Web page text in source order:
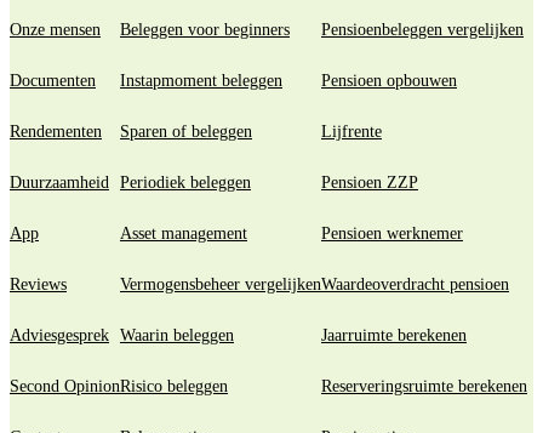
Onze mensen
Documenten
Rendementen
Duurzaamheid
App
Reviews
Adviesgesprek
Second Opinion
Beleggen voor beginners
Instapmoment beleggen
Sparen of beleggen
Periodiek beleggen
Asset management
Vermogensbeheer vergelijken
Waarin beleggen
Risico beleggen
Pensioenbeleggen vergelijken
Pensioen opbouwen
Lijfrente
Pensioen ZZP
Pensioen werknemer
Waardeoverdracht pensioen
Jaarruimte berekenen
Reserveringsruimte berekenen